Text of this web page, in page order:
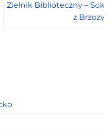
Zielnik Biblioteczny – Sok
z Brzozy